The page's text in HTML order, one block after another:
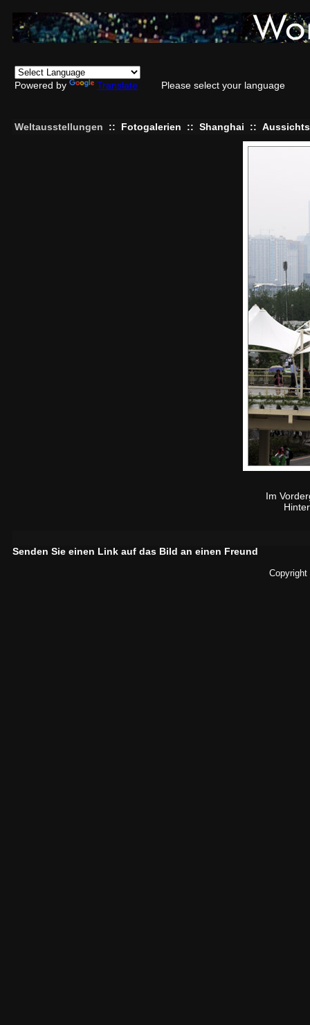
Powered by Translate Please select your language
Weltausstellungen :: Fotogalerien :: Shanghai ::
Im
Senden Sie einen Link auf das Bild an einen Freund